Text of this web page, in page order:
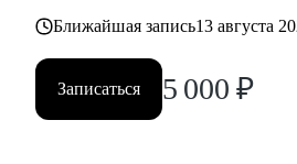
Ближайшая запись13 августа
Записаться 5 000 ₽